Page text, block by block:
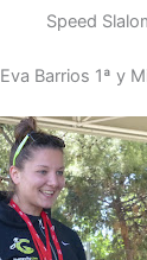
Speed
Eva Barrios 1ª y